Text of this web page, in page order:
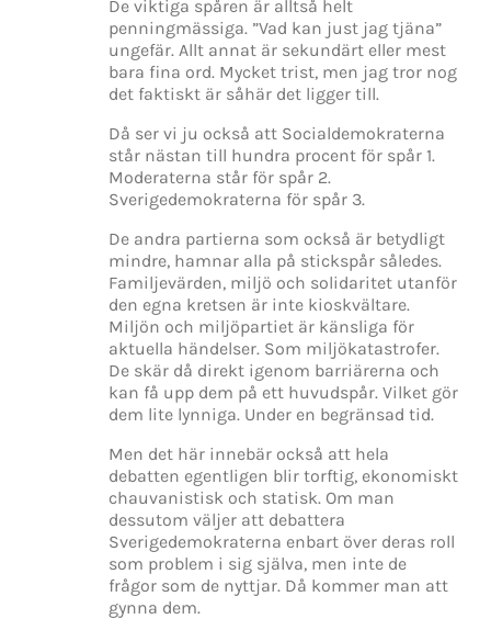
De viktiga spåren är alltså helt
penningmässiga. ”Vad kan just jag tjäna”
ungefär. Allt annat är sekundärt eller mest
bara fina ord. Mycket trist, men jag tror nog
det faktiskt är såhär det ligger till.
Då ser vi ju också att Socialdemokraterna
står nästan till hundra procent för spår 1.
Moderaterna står för spår 2.
Sverigedemokraterna för spår 3.
De andra partierna som också är betydligt
mindre, hamnar alla på stickspår således.
Familjevärden, miljö och solidaritet utanför
den egna kretsen är inte kioskvältare.
Miljön och miljöpartiet är känsliga för
aktuella händelser. Som miljökatastrofer.
De skär då direkt igenom barriärerna och
kan få upp dem på ett huvudspår. Vilket gör
dem lite lynniga. Under en begränsad tid.
Men det här innebär också att hela
debatten egentligen blir torftig, ekonomiskt
chauvanistisk och statisk. Om man
dessutom väljer att debattera
Sverigedemokraterna enbart över deras roll
som problem i sig själva, men inte de
frågor som de nyttjar. Då kommer man att
gynna dem.